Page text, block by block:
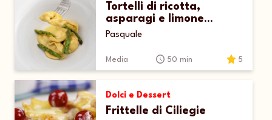
Tortelli di ricotta,
asparagi e limone
conditi con burro al timo
Pasquale
Media 50 min 5
Dolci e Dessert
Frittelle di Ciliegie